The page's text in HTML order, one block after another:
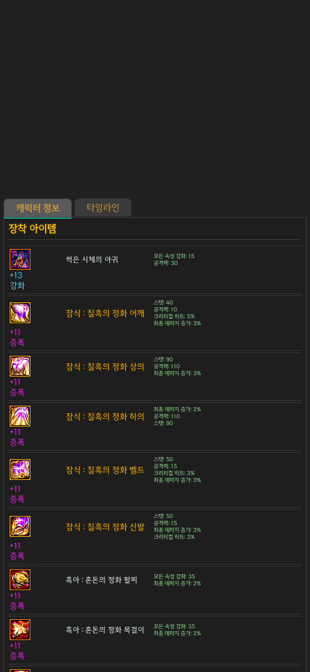
캐릭터 정보 타임라인
썩은 시체의 아귀
모든 속성 강화: 15
공격력: 30
+13
강화
잠식 : 칠흑의 정화 어깨
스탯: 40
공격력: 10
크리티컬 히트: 5%
최종 데미지 증가: 3%
+11
증폭
잠식 : 칠흑의 정화 상의
스탯: 90
공격력: 110
최종 데미지 증가: 3%
+11
증폭
잠식 : 칠흑의 정화 하의
최종 데미지 증가: 2%
공격력: 110
스탯: 90
+11
증폭
잠식 : 칠흑의 정화 벨트
스탯: 50
공격력: 15
크리티컬 히트: 3%
최종 데미지 증가: 3%
+11
증폭
잠식 : 칠흑의 정화 신발
스탯: 50
공격력: 15
최종 데미지 증가: 3%
크리티컬 히트: 3%
+11
증폭
흑아 : 혼돈의 정화 팔찌
모든 속성 강화: 35
최종 데미지 증가: 2%
+11
증폭
흑아 : 혼돈의 정화 목걸이
모든 속성 강화: 35
최종 데미지 증가: 2%
+11
증폭